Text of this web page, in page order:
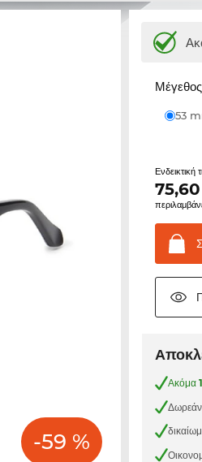
-59 %
Μέγεθος
53
Ενδεικτική
75,60
Ακόμα1
Δωρεάν